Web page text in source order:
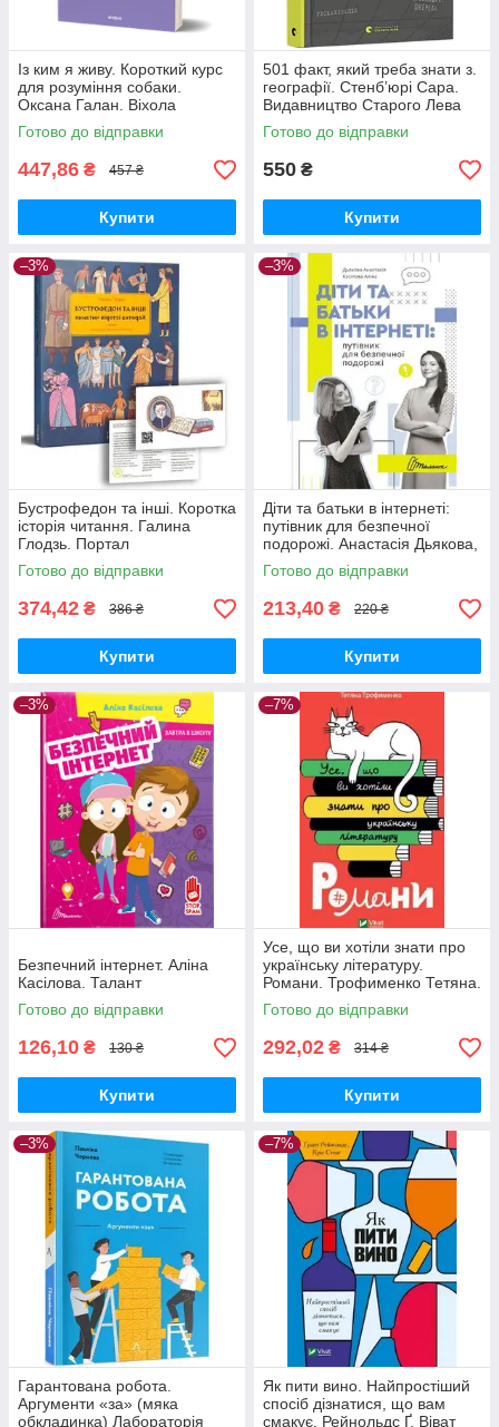
Із ким я живу. Короткий курс
для розуміння собаки.
Оксана Галан. Віхола
Готово до відправки
447,86 ₴ 457 ₴
Купити
501 факт, який треба знати з.
географії. Стенб’юрі Сара.
Видавництво Старого Лева
Готово до відправки
550 ₴
Купити
–3%
Бустрофедон та інші. Коротка
історія читання. Галина
Глодзь. Портал
Готово до відправки
374,42 ₴ 386 ₴
Купити
–3%
Діти та батьки в інтернеті:
путівник для безпечної
подорожі. Анастасія Дьякова,
Аліна Касілова. Талант
Готово до відправки
213,40 ₴ 220 ₴
Купити
–3%
Безпечний інтернет. Аліна
Касілова. Талант
Готово до відправки
126,10 ₴ 130 ₴
Купити
–7%
Усе, що ви хотіли знати про
українську літературу.
Романи. Трофименко Тетяна.
Віват
Готово до відправки
292,02 ₴ 314 ₴
Купити
–3%
Гарантована робота.
Аргументи «за» (мяка
обкладинка) Лабораторія
–7%
Як пити вино. Найпростіший
спосіб дізнатися, що вам
смакує. Рейнольдс Ґ. Віват